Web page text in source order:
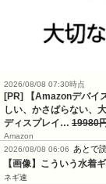
2026/08/08 07:30時点
[PR] 【Amazonデバイ
しい、かさばらない、
ディスプレイ… 19980
Amazon
2026/08/08 06:06
あとで
【画像】こういう水着
ネギ速